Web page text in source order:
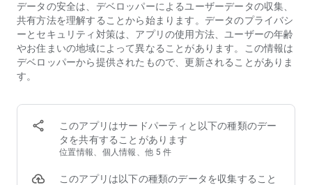
・クレーンゲームをオンラインで練習したい
・アプリでクレーンゲームを無料で遊びたい
・簡単に操作できるクレーンゲームが好き
・クレーンゲーム初心者でも練習を楽しめるアプリを探してい
る
・動画リプレイを使って練習してクレーンゲームが上手くなり
・本格的なクレーンゲームのアプリを探している
・無料で人気のクレーンゲームを楽しみたい
・クレーンゲーム初心者なので無料プレイ台で練習したい
・ぬいぐるみやアイテムをクレーンゲームでゲットしたい
・オンラインクレーンゲーム(オンクレ)でクレーンゲームを練
データの安全は、デベロッパーによるユーザーデータの収集、
共有方法を理解することから始まります。データのプライバシ
ーとセキュリティ対策は、アプリの使用方法、ユーザーの年齢
やお住まいの地域によって異なることがあります。この情報は
デベロッパーから提供されたもので、更新されることがありま
す。
このアプリはサードパーティと以下の種類のデー
タを共有することがあります
位置情報、個人情報、他 5 件
このアプリは以下の種類のデータを収集すること